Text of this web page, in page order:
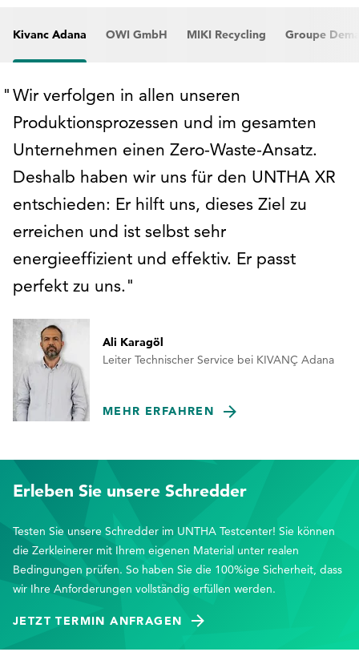
Kivanc Adana OWI GmbH MIKI Recycling Groupe
Wir verfolgen in allen unseren
Produktionsprozessen und im gesamten
Unternehmen einen Zero-Waste-Ansatz.
Deshalb haben wir uns für den UNTHA XR
entschieden: Er hilft uns, dieses Ziel zu
erreichen und ist selbst sehr
energieeffizient und effektiv. Er passt
perfekt zu uns.
Ali Karagöl
Leiter Technischer Service bei KIVANÇ Adana
MEHR ERFAHREN
Erleben Sie unsere Schredder
Testen Sie unsere Schredder im UNTHA Testcenter! Sie können
die Zerkleinerer mit Ihrem eigenen Material unter realen
Bedingungen prüfen. So haben Sie die 100%ige Sicherheit, dass
wir Ihre Anforderungen vollständig erfüllen werden.
JETZT TERMIN ANFRAGEN